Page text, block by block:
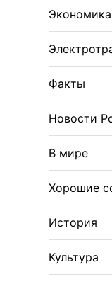
Экономика
Факты
Новости
В мире
Хорошие
История
Культура